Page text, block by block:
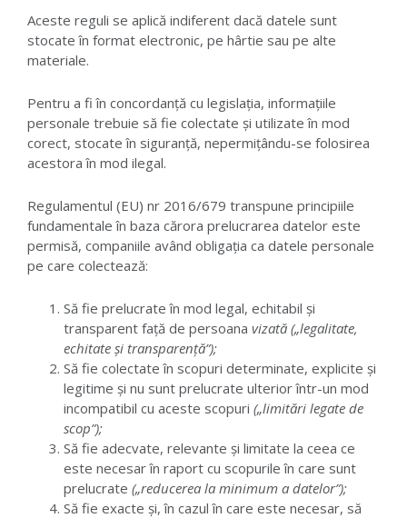
Aceste reguli se aplică indiferent dacă datele sunt
stocate în format electronic, pe hârtie sau pe alte
materiale.
Pentru a fi în concordanță cu legislația, informațiile
personale trebuie să fie colectate și utilizate în mod
corect, stocate în siguranță, nepermițându-se folosirea
acestora în mod ilegal.
Regulamentul (EU) nr 2016/679 transpune principiile
fundamentale în baza cărora prelucrarea datelor este
permisă, companiile având obligația ca datele personale
pe care colectează:
Să fie prelucrate în mod legal, echitabil și
transparent față de persoana vizată („legalitate,
echitate și transparență”);
Să fie colectate în scopuri determinate, explicite și
legitime și nu sunt prelucrate ulterior într-un mod
incompatibil cu aceste scopuri („limitări legate de
scop”);
Să fie adecvate, relevante și limitate la ceea ce
este necesar în raport cu scopurile în care sunt
prelucrate („reducerea la minimum a datelor”);
Să fie exacte și, în cazul în care este necesar, să